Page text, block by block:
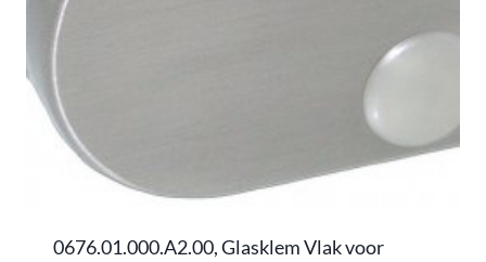
0676.01.000.A2.00, Glasklem Vlak voor